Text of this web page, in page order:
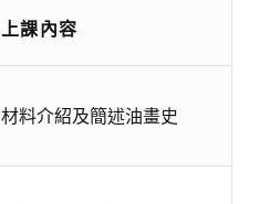
上課內容
材料介紹及簡述油畫史